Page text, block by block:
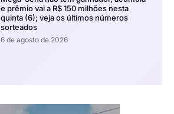
e prêmio vai a R$ 150 milhões nesta
quinta (6); veja os últimos números
sorteados
6 de agosto de 2026